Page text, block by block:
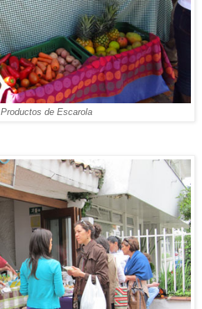
Productos de Escarola